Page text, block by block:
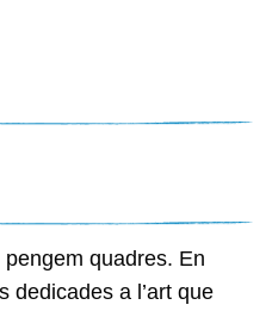
quadres. En
dedicades a l’art que